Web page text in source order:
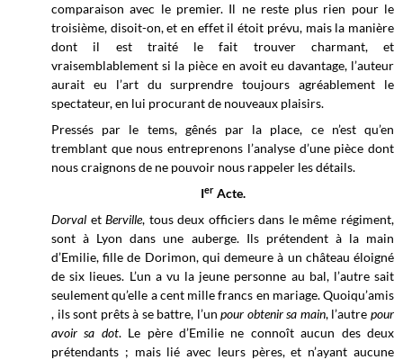
comparaison avec le premier. Il ne reste plus rien pour le
troisième, disoit-on, et en effet il étoit prévu, mais la manière
dont il est traité le fait trouver charmant, et
vraisemblablement si la pièce en avoit eu davantage, l’auteur
aurait eu l’art du surprendre toujours agréablement le
spectateur, en lui procurant de nouveaux plaisirs.
Pressés par le tems, gênés par la place, ce n’est qu’en
tremblant que nous entreprenons l’analyse d’une pièce dont
nous craignons de ne pouvoir nous rappeler les détails.
IerActe.
Dorval etBerville, tous deux officiers dans le même régiment,
sont à Lyon dans une auberge. Ils prétendent à la main
d’Emilie, fille de Dorimon, qui demeure à un château éloigné
de six lieues. L’un a vu la jeune personne au bal, l’autre sait
seulement qu’elle a cent mille francs en mariage. Quoiqu’amis
, ils sont prêts à se battre, l’unpour obtenir sa main, l’autrepour
avoir sa dot. Le père d’Emilie ne connoît aucun des deux
prétendants ; mais lié avec leurs pères, et n’ayant aucune